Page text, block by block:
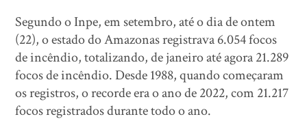
Segundo o Inpe, em setembro, até o dia de ontem
(22), o estado do Amazonas registrava 6.054 focos
de incêndio, totalizando, de janeiro até agora 21.289
focos de incêndio. Desde 1988, quando começaram
os registros, o recorde era o ano de 2022, com 21.217
focos registrados durante todo o ano.